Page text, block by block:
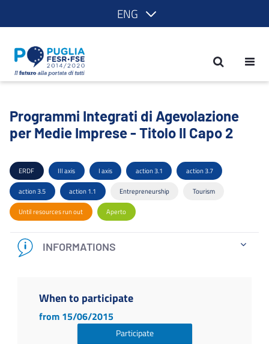
ENG
Programmi Integrati di Agevolazione
Programmi Integrati di Agevolazione
per Medie Imprese - Titolo II Capo 2
ERDF III axis I axis action 3.1 action 3.7
action 3.5 action 1.1 Entrepreneurship Tourism
Until resources run out Aperto
INFORMATIONS
When to participate
from 15/06/2015
Participate